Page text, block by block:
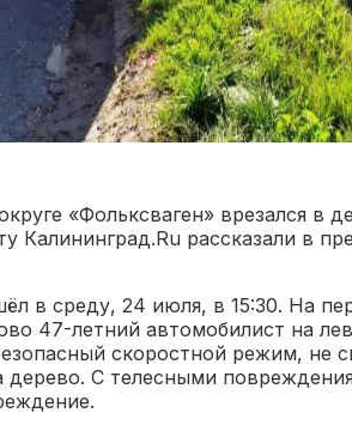
«Фольксваген» врезался в
Калининград.Ru рассказали в
в среду, 24 июля, в 15:30. На
47-летний автомобилист на
скоростной режим, не
С телесными